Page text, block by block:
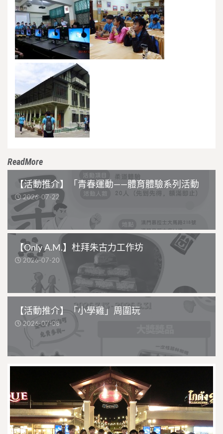
ReadMore
【活動推介】「青春運動——體育體驗系列活動
2026-07-22
【Only A.M.】杜拜朱古力工作坊
2026-07-20
【活動推介】「小學雞」周圍玩
2026-07-08